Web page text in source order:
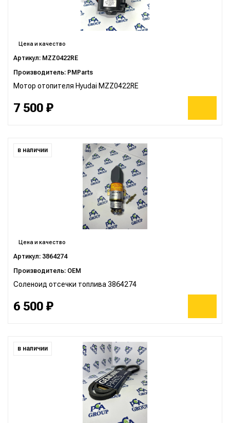
Цена и качество
Артикул: MZZ0422RE
Производитель: PMParts
Мотор отопителя Hyudai MZZ0422RE
7 500 ₽
в наличии
Цена и качество
Артикул: 3864274
Производитель: OEM
Соленоид отсечки топлива 3864274
6 500 ₽
в наличии